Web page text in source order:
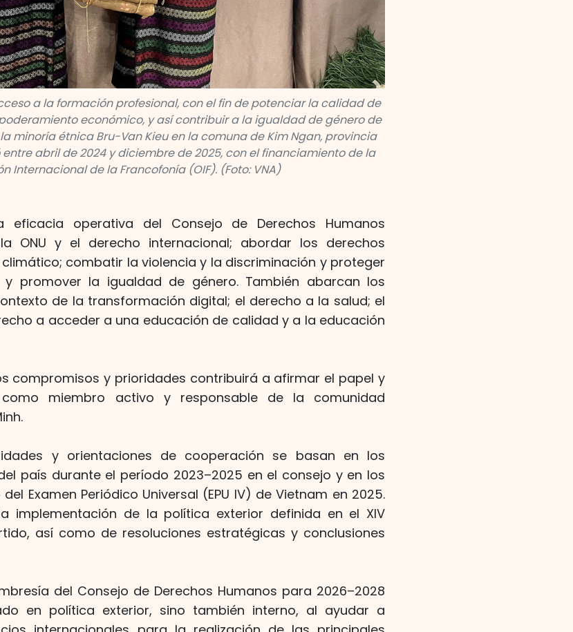
a la formación profesional, con el fin de potenciar la calidad de
económico, y así contribuir a la igualdad de género de
minoría étnica Bru-Van Kieu en la comuna de Kim Ngan, provincia
abril de 2024 y diciembre de 2025, con el financiamiento de la
Internacional de la Francofonía (OIF). (Foto: VNA)
eficacia operativa del Consejo de Derechos Humanos
ONU y el derecho internacional; abordar los derechos
combatir la violencia y la discriminación y proteger
promover la igualdad de género. También abarcan los
de la transformación digital; el derecho a la salud; el
a acceder a una educación de calidad y a la educación
compromisos y prioridades contribuirá a afirmar el papel y
miembro activo y responsable de la comunidad
y orientaciones de cooperación se basan en los
país durante el período 2023–2025 en el consejo y en los
Examen Periódico Universal (EPU IV) de Vietnam en 2025.
implementación de la política exterior definida en el XIV
así como de resoluciones estratégicas y conclusiones
del Consejo de Derechos Humanos para 2026–2028
en política exterior, sino también interno, al ayudar a